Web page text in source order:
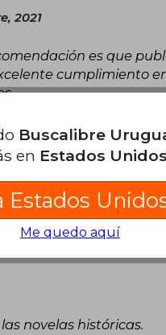
2021
es que
cumplimiento
2021
novelas históricas.
Buscalibre
en Estados Unidos
Estados
Me quedo aquí